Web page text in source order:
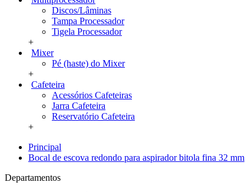
Discos/Lâminas
Tampa Processador
Tigela Processador
+
Mixer
Pé (haste) do Mixer
+
Cafeteira
Acessórios Cafeteiras
Jarra Cafeteira
Reservatório Cafeteira
+
Principal
Bocal de escova redondo para aspirador bitola fina 32 mm
Departamentos